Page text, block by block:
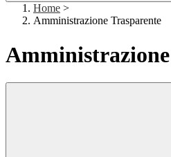
Home >
Amministrazione Trasparente